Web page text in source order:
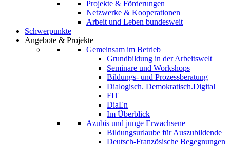
Projekte & Förderungen
Netzwerke & Kooperationen
Arbeit und Leben bundesweit
Schwerpunkte
Angebote & Projekte
Gemeinsam im Betrieb
Grundbildung in der Arbeitswelt
Seminare und Workshops
Bildungs- und Prozessberatung
Dialogisch. Demokratisch.Digital
FIT
DiaEn
Im Überblick
Azubis und junge Erwachsene
Bildungsurlaube für Auszubildende
Deutsch-Französische Begegnungen